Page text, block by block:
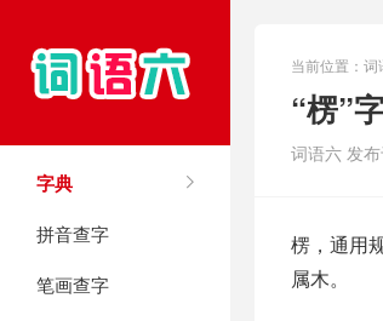
字典
拼音查字
笔画查字
当前位置： 词
“楞”
词语六 发
楞，通用
属木。